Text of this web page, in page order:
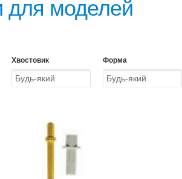
моделей
Хвостовик Форма